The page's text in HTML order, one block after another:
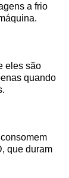
a frio
eles são
quando
que duram